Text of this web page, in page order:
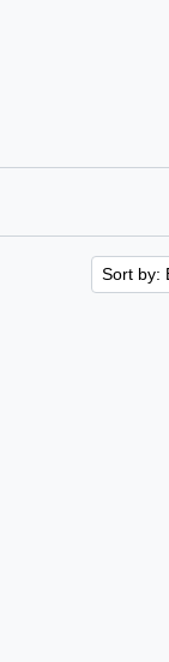
Sort by: